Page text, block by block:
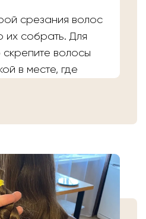
срезания волос
их собрать. Для
волосы
в месте, где